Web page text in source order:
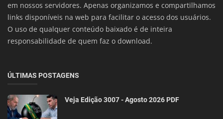
em nossos servidores. Apenas organizamos e compartilhamos
links disponíveis na web para facilitar o acesso dos usuários.
O uso de qualquer conteúdo baixado é de inteira
responsabilidade de quem faz o download.
ÚLTIMAS POSTAGENS
Veja Edição 3007 - Agosto 2026 PDF